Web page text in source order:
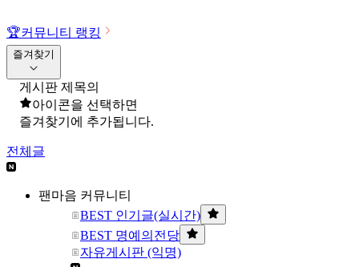
🏆커뮤니티 랭킹
즐겨찾기
게시판 제목의
아이콘을 선택하면
즐겨찾기에 추가됩니다.
전체글
팬마음 커뮤니티
BEST 인기글(실시간)
BEST 명예의전당
자유게시판 (익명)